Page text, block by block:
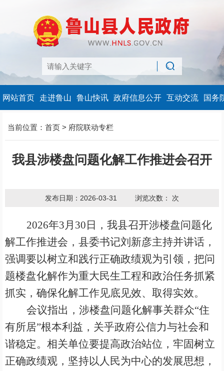
网站首页 走进鲁山 鲁山快讯 政府信息公开 互动交流 国务
当前位置： 首页 > 府院联动专栏
我县涉楼盘问题化解工作推进会召开
发布日期：2026-03-31 浏览次数： 次
2026年3月30日，我县召开涉楼盘问题化
解工作推进会，县委书记刘新彦主持并讲话，
强调要以树立和践行正确政绩观为引领，把问
题楼盘化解作为重大民生工程和政治任务抓紧
抓实，确保化解工作见底见效、取得实效。
会议指出，涉楼盘问题化解事关群众“住
有所居”根本利益，关乎政府公信力与社会和
谐稳定。相关单位要提高政治站位，牢固树立
正确政绩观，坚持以人民为中心的发展思想，